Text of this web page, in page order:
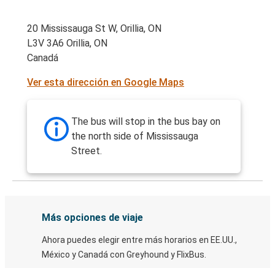
20 Mississauga St W, Orillia, ON
L3V 3A6 Orillia, ON
Canadá
Ver esta dirección en Google Maps
The bus will stop in the bus bay on
the north side of Mississauga
Street.
Más opciones de viaje
Ahora puedes elegir entre más horarios en EE.UU.,
México y Canadá con Greyhound y FlixBus.